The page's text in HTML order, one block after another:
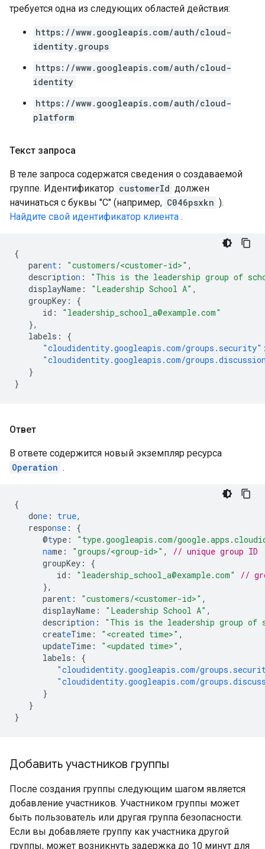
требуется одна из следующих областей действия:
https://www.googleapis.com/auth/cloud-
identity.groups
https://www.googleapis.com/auth/cloud-
identity
https://www.googleapis.com/auth/cloud-
platform
Текст запроса
В теле запроса содержатся сведения о создаваемой
группе. Идентификатор customerId должен
начинаться с буквы "C" (например, C046psxkn ).
Найдите свой идентификатор клиента .
{
parent : "customers/<customer-id>" ,
description :
"This is the leadership group of
displayName : "Leadership School A" ,
groupKey :
{
id :
"leadership_school_a@example.com"
},
labels :
{
"cloudidentity.googleapis.com/groups.security"
"cloudidentity.googleapis.com/
}
}
Ответ
В ответе содержится новый экземпляр ресурса
Operation .
{
done : true,
response :
{
@type :
"type.googleapis.com/
name : "groups/<group-id>" ,
// unique group ID
groupKey :
{
id : "leadership_school_a@example.com"
//
},
parent : "customers/<customer-id>" ,
displayName : "Leadership School A" ,
description :
"This is the leadership group of
createTime : "<created time>" ,
updateTime : "<updated time>" ,
labels :
{
"cloudidentity.googleapis.com/
"cloudidentity.googleapis.com/
}
}
}
Добавить участников группы
После создания группы следующим шагом является
добавление участников. Участником группы может
быть пользователь или другая группа безопасности.
Если вы добавляете группу как участника другой
группы, может возникнуть задержка до 10 минут для